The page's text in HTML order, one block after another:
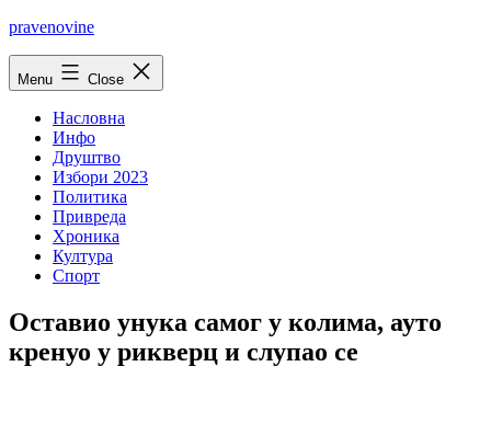
Skip
pravenovine
Menu Close
Насловна
Инфо
Друштво
Избори 2023
Политика
Привреда
Хроника
Култура
Спорт
Оставио унука самог у колима, ауто
кренуо у рикверц и слупао се